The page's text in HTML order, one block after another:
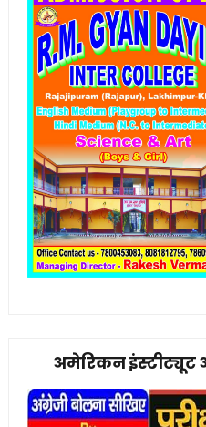
अमेरिकन